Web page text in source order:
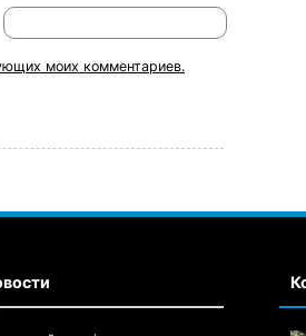
моих комментариев.